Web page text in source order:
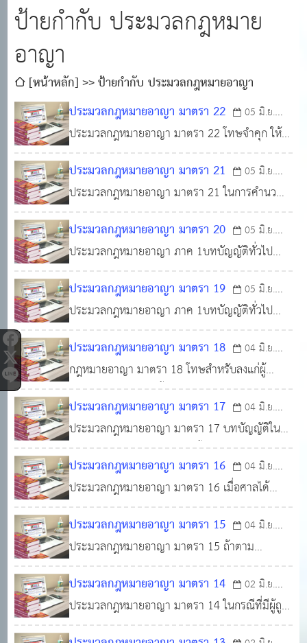
ป้ายกำกับ ประมวลกฎหมาย
อาญา
[หน้าหลัก]
ป้ายกำกับ ประมวลกฎหมายอาญา
ประมวลกฎหมายอาญา มาตรา 22
05 มิ.ย.
2566
0 1,370
ประมวลกฎหมายอาญา มาตรา 22 โทษจำคุก ให้
เริ่มแต่วันมีคำพิพากษา แต่ถ้าผู้ต้องคำพิพากษาถูก
คุมขังก่อนศาลพิพากษา ให้หักจำนวนวันที่ถูกคุมขัง
ออกจากระยะเวลาจำคุกตามคำพิพากษา เว้นแต่คำ
พิพากษานั้นจะกล่าวไว้เป็นอย่างอื่น
ประมวลกฎหมายอาญา มาตรา 21
05 มิ.ย.
2566
0 1,311
ประมวลกฎหมายอาญา มาตรา 21 ในการคำนวณ
ระยะเวลาจำคุก ให้นับวันเริ่มจำคุกรวมคำนวณเข้า
ด้วย และให้นับเป็นหนึ่งวันเต็มโดยไม่ต้องคำนึงถึง
จำนวนชั่วโมง ถ้าระยะเวลาที่คำนวณนั้นกำหนดเป็น
เดือน ให้นับสามสิบวันเป็นหนึ่งเดือน ถ้ากำหนดเป็น
ปี ให้คำนวณตามปีปฏิทินในราชการ เม
ประมวลกฎหมายอาญา มาตรา 20
05 มิ.ย.
2566
0 1,410
ประมวลกฎหมายอาญา ภาค 1บทบัญญัติทั่วไป
ลักษณะ 1บทบัญญัติที่ใช้แก่ความผิดทั่วไป หมวด
3โทษและวิธีการเพื่อความปลอดภัยมาตรา 20
บรรดาความผิดที่กฎหมายกำหนดให้ลงโทษทั้งจำ
คุกและปรับด้วยนั้น ถ้าศาลเห็นสมควรจะลงแต่
โทษจำคุกก็ได้
ประมวลกฎหมายอาญา มาตรา 19
05 มิ.ย.
2566
0 1,259
ประมวลกฎหมายอาญา ภาค 1บทบัญญัติทั่วไป
ลักษณะ 1 บทบัญญัติที่ใช้แก่ความผิดทั่วไป หมวด
3 โทษและวิธีการเพื่อความปลอดภัย มาตรา 19 ผู้
ใดต้องโทษประหารชีวิต ให้เอาไปยิงเสียให้ตาย
ประมวลกฎหมายอาญา มาตรา 18
04 มิ.ย.
2566
0 1,460
กฎหมายอาญา มาตรา 18 โทษสำหรับลงแก่ผู้
กระทำความผิดมีดังนี้ (1) ประหารชีวิต (2) จำคุก
(3 ) กักขัง (4) ปรับ (5) ริบทรัพย์สิน
ประมวลกฎหมายอาญา มาตรา 17
04 มิ.ย.
2566
0 1,349
ประมวลกฎหมายอาญา มาตรา 17 บทบัญญัติใน
ภาค 1 แห่งประมวลกฎหมายนี้ ให้ใช้ในกรณีแห่ง
ความผิดตามกฎหมายอื่นด้วย เว้นแต่กฎหมายนั้น ๆ
จะได้บัญญัติไว้เป็นอย่างอื่น
ประมวลกฎหมายอาญา มาตรา 16
04 มิ.ย.
2566
0 1,234
ประมวลกฎหมายอาญา มาตรา 16 เมื่อศาลได้
พิพากษาให้ใช้บังคับวิธีการเพื่อความปลอดภัยแก่ผู้
ใดแล้ว ถ้าภายหลังความปรากฏแก่ศาลตามคำเสนอ
ของผู้นั้นเอง ผู้แทนโดยชอบธรรมของผู้นั้น ผู้อนุบาล
ของผู้นั้นหรือพนักงานอัยการว่า พฤติการณ์เกี่ยวกับ
การใช้บังคับนั้นได้เปลี่ยนแปลง
ประมวลกฎหมายอาญา มาตรา 15
04 มิ.ย.
2566
0 1,451
ประมวลกฎหมายอาญา มาตรา 15 ถ้าตาม
บทบัญญัติของกฎหมายที่บัญญัติในภายหลัง โทษใด
ได้เปลี่ยนลักษณะมาเป็นวิธีการเพื่อความปลอดภัย
และได้มีคำพิพากษาลงโทษนั้นแก่บุคคลใดไว้ ก็ให้
ถือว่าโทษที่ลงนั้นเป็นวิธีการเพื่อความปลอดภัยด้วย
ประมวลกฎหมายอาญา มาตรา 14
02 มิ.ย.
2566
0 1,285
ประมวลกฎหมายอาญา มาตรา 14 ในกรณีที่มีผู้ถูก
ใช้บังคับวิธีการเพื่อความปลอดภัยใดอยู่และได้มี